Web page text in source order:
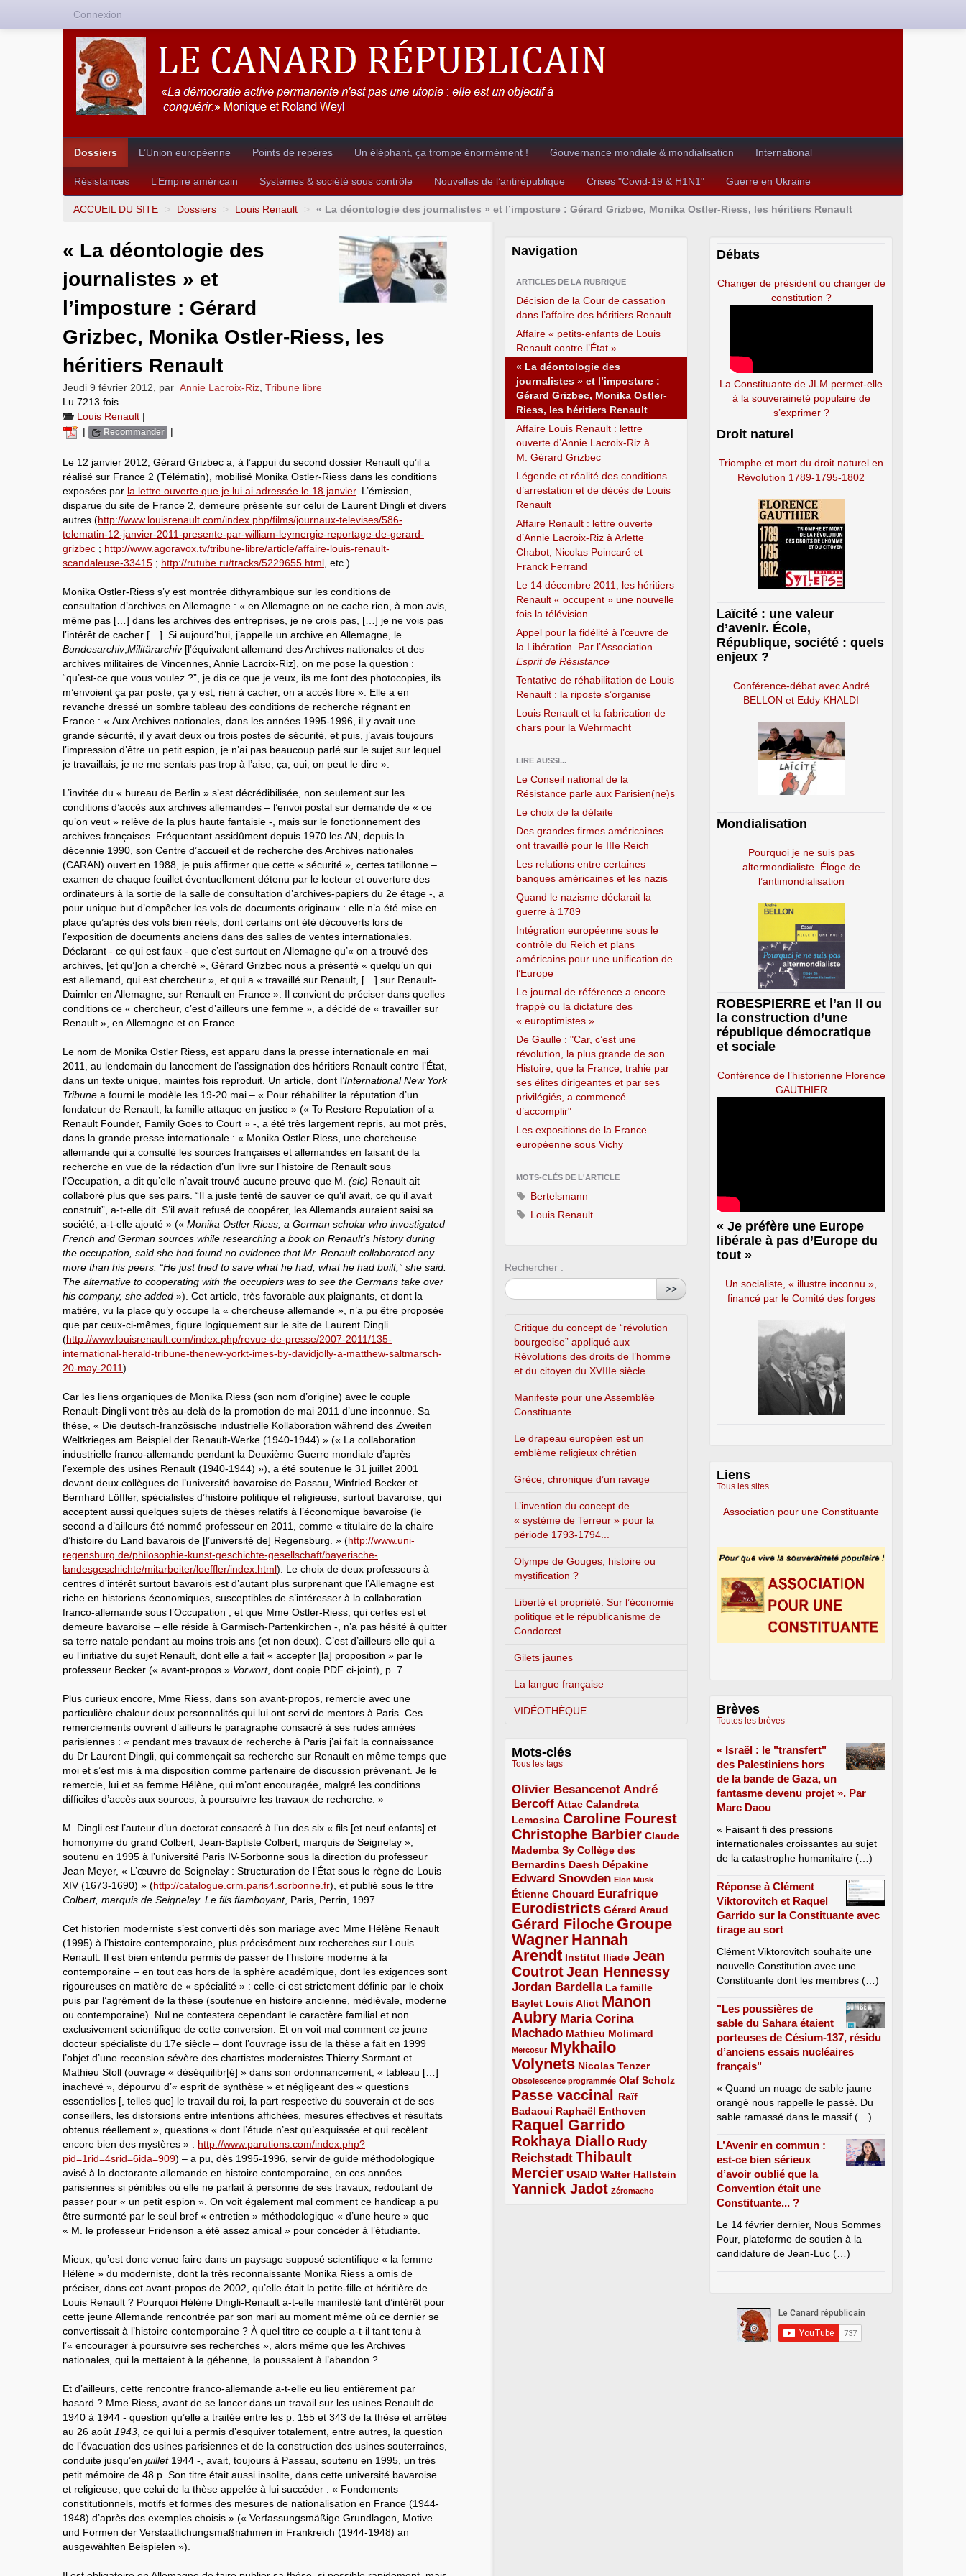
Dossiers L’Union européenne Points de repères Un éléphant, ça trompe énormément ! Gouvernance mondiale & mondialisation International
Résistances L’Empire américain Systèmes & société sous contrôle Nouvelles de l’antirépublique Crises "Covid-19 & H1N1" Guerre en Ukraine
ACCUEIL DU SITE > Dossiers > Louis Renault > « La déontologie des journalistes » et l’imposture : Gérard Grizbec, Monika Ostler-Riess, les héritiers Renault
« La déontologie des
journalistes » et
l’imposture : Gérard
Grizbec, Monika Ostler-Riess, les
héritiers Renault
Jeudi 9 février 2012 par Annie Lacroix-Riz Tribune libre
Lu 7213 fois
Louis Renault |
|
Recommander |
Le 12 janvier 2012, Gérard Grizbec a, à l’appui du second dossier Renault qu’il a
réalisé sur France 2 (Télématin), mobilisé Monika Ostler-Riess dans les conditions
exposées par la lettre ouverte que je lui ai adressée le 18 janvier. L’émission,
disparue du site de France 2, demeure présente sur celui de Laurent Dingli et divers
autres (http://www.louisrenault.com/index.php/films/journaux-televises/586-
telematin-12-janvier-2011-presente-par-william-leymergie-reportage-de-gerard-
grizbec ; http://www.agoravox.tv/tribune-libre/article/affaire-louis-renault-
scandaleuse-33415 ; http://rutube.ru/tracks/5229655.html , etc.).
Monika Ostler-Riess s’y est montrée dithyrambique sur les conditions de
consultation d’archives en Allemagne : « en Allemagne on ne cache rien, à mon avis,
même pas […] dans les archives des entreprises, je ne crois pas, […] je ne vois pas
l’intérêt de cacher […]. Si aujourd’hui, j’appelle un archive en Allemagne, le
Bundesarchiv,Militärarchiv[l’équivalent allemand des Archives nationales et des
archives militaires de Vincennes, Annie Lacroix-Riz], on me pose la question :
“qu’est-ce que vous voulez ?”, je dis ce que je veux, ils me font des photocopies, ils
m’envoient ça par poste, ça y est, rien à cacher, on a accès libre ». Elle a en
revanche dressé un sombre tableau des conditions de recherche régnant en
France : « Aux Archives nationales, dans les années 1995-1996, il y avait une
grande sécurité, il y avait deux ou trois postes de sécurité, et puis, j’avais toujours
l’impression d’être un petit espion, je n’ai pas beaucoup parlé sur le sujet sur lequel
je travaillais, je ne me sentais pas trop à l’aise, ça, oui, on peut le dire ».
L’invitée du « bureau de Berlin » s’est décrédibilisée, non seulement sur les
conditions d’accès aux archives allemandes – l’envoi postal sur demande de « ce
qu’on veut » relève de la plus haute fantaisie -, mais sur le fonctionnement des
archives françaises. Fréquentant assidûment depuis 1970 les AN, depuis la
décennie 1990, son Centre d’accueil et de recherche des Archives nationales
(CARAN) ouvert en 1988, je puis affirmer que cette « sécurité », certes tatillonne –
examen de chaque feuillet éventuellement détenu par le lecteur et ouverture des
ordinateurs à la sortie de la salle de consultation d’archives-papiers du 2e étage -, a
pour unique but d’empêcher les vols de documents originaux : elle n’a été mise en
place qu’après des vols bien réels, dont certains ont été découverts lors de
l’exposition de documents anciens dans des salles de ventes internationales.
Déclarant - ce qui est faux - que c’est surtout en Allemagne qu’« on a trouvé des
archives, [et qu’]on a cherché », Gérard Grizbec nous a présenté « quelqu’un qui
est allemand, qui est chercheur », et qui a « travaillé sur Renault, […] sur Renault-
Daimler en Allemagne, sur Renault en France ». Il convient de préciser dans quelles
conditions ce « chercheur, c’est d’ailleurs une femme », a décidé de « travailler sur
Renault », en Allemagne et en France.
Le nom de Monika Ostler Riess, est apparu dans la presse internationale en mai
2011, au lendemain du lancement de l’assignation des héritiers Renault contre l’État,
dans un texte unique, maintes fois reproduit. Un article, dont l’International New York
Tribune a fourni le modèle les 19-20 mai – « Pour réhabiliter la réputation d’un
fondateur de Renault, la famille attaque en justice » (« To Restore Reputation of a
Renault Founder, Family Goes to Court » -, a été très largement repris, au mot près,
dans la grande presse internationale : « Monika Ostler Riess, une chercheuse
allemande qui a consulté les sources françaises et allemandes en faisant de la
recherche en vue de la rédaction d’un livre sur l’histoire de Renault sous
l’Occupation, a dit qu’elle n’avait trouvé aucune preuve que M. (sic) Renault ait
collaboré plus que ses pairs. “Il a juste tenté de sauver ce qu’il avait, ce qu’il avait
construit”, a-t-elle dit. S’il avait refusé de coopérer, les Allemands auraient saisi sa
société, a-t-elle ajouté » (« Monika Ostler Riess, a German scholar who investigated
French and German sources while researching a book on Renault’s history during
the occupation, said she had found no evidence that Mr. Renault collaborated any
more than his peers. “He just tried to save what he had, what he had built,” she said.
The alternative to cooperating with the occupiers was to see the Germans take over
his company, she added »). Cet article, très favorable aux plaignants, et dont la
matière, vu la place qu’y occupe la « chercheuse allemande », n’a pu être proposée
que par ceux-ci-mêmes, figure logiquement sur le site de Laurent Dingli
(http://www.louisrenault.com/index.php/revue-de-presse/2007-2011/135-
international-herald-tribune-thenew-yorkt-imes-by-davidjolly-a-matthew-saltmarsch-
20-may-2011).
Car les liens organiques de Monika Riess (son nom d’origine) avec le couple
Renault-Dingli vont très au-delà de la promotion de mai 2011 d’une inconnue. Sa
thèse, « Die deutsch-französische industrielle Kollaboration während des Zweiten
Weltkrieges am Beispiel der Renault-Werke (1940-1944) » (« La collaboration
industrielle franco-allemande pendant la Deuxième Guerre mondiale d’après
l’exemple des usines Renault (1940-1944) »), a été soutenue le 31 juillet 2001
devant deux collègues de l’université bavaroise de Passau, Winfried Becker et
Bernhard Löffler, spécialistes d’histoire politique et religieuse, surtout bavaroise, qui
acceptent aussi quelques sujets de thèses relatifs à l’économique bavaroise (le
second a d’ailleurs été nommé professeur en 2011, comme « titulaire de la chaire
d’histoire du Land bavarois de [l’université de] Regensburg. » (http://www.uni-
regensburg.de/philosophie-kunst-geschichte-gesellschaft/bayerische-
landesgeschichte/mitarbeiter/loeffler/index.html). Le choix de deux professeurs à
centres d’intérêt surtout bavarois est d’autant plus surprenant que l’Allemagne est
riche en historiens économiques, susceptibles de s’intéresser à la collaboration
franco-allemande sous l’Occupation ; et que Mme Ostler-Riess, qui certes est et
demeure bavaroise – elle réside à Garmisch-Partenkirchen -, n’a pas hésité à quitter
sa terre natale pendant au moins trois ans (et non deux). C’est d’ailleurs elle qui a
eu l’initiative du sujet Renault, dont elle a fait « accepter [la] proposition » par le
professeur Becker (« avant-propos » Vorwort, dont copie PDF ci-joint), p. 7.
Plus curieux encore, Mme Riess, dans son avant-propos, remercie avec une
particulière chaleur deux personnalités qui lui ont servi de mentors à Paris. Ces
remerciements ouvrent d’ailleurs le paragraphe consacré à ses rudes années
parisiennes : « pendant mes travaux de recherche à Paris j’ai fait la connaissance
du Dr Laurent Dingli, qui commençait sa recherche sur Renault en même temps que
moi et s’est mis à ma disposition comme partenaire de discussion prévenant. Je le
remercie, lui et sa femme Hélène, qui m’ont encouragée, malgré les conditions
difficiles d’accès aux sources, à poursuivre les travaux de recherche. »
M. Dingli est l’auteur d’un doctorat consacré à l’un des six « fils [et neuf enfants] et
homonyme du grand Colbert, Jean-Baptiste Colbert, marquis de Seignelay »,
soutenu en 1995 à l’université Paris IV-Sorbonne sous la direction du professeur
Jean Meyer, « L’œuvre de Seignelay : Structuration de l’État sous le règne de Louis
XIV (1673-1690) » (http://catalogue.crm.paris4.sorbonne.fr), et publié sous le titre
Colbert, marquis de Seignelay. Le fils flamboyant, Paris, Perrin, 1997.
Cet historien moderniste s’est converti dès son mariage avec Mme Hélène Renault
(1995) à l’histoire contemporaine, plus précisément aux recherches sur Louis
Renault. Il est bien entendu permis de passer de l’histoire moderne à la
contemporaine – en tout cas hors de la sphère académique, dont les exigences sont
rigoureuses en matière de « spécialité » : celle-ci est strictement définie par le choix
puis par l’agrément de la thèse (soutenue en histoire ancienne, médiévale, moderne
ou contemporaine). Nul ne contestera cependant le caractère familial et non
exclusivement scientifique de cette conversion. Et on voit mal comment ce jeune
docteur spécialiste du 17e siècle – dont l’ouvrage issu de la thèse a fait en 1999
l’objet d’une recension sévère des chartistes modernistes Thierry Sarmant et
Mathieu Stoll (ouvrage « déséquilibr[é] » dans son ordonnancement, « tableau […]
inachevé », dépourvu d’« esprit de synthèse » et négligeant des « questions
essentielles [, telles que] le travail du roi, la part respective du souverain et de ses
conseillers, les distorsions entre intentions affichées, mesures effectives et résultats
obtenus réellement », questions « dont l’étude n’est qu’esquissée et qui recèlent
encore bien des mystères » : http://www.parutions.com/index.php?
pid=1rid=4srid=6ida=909) – a pu, dès 1995-1996, servir de guide méthodologique
avisé à la doctorante allemande en histoire contemporaine, en ces années
parisiennes si pénibles où elle ne parlait à personne de ses travaux, redoutant de
passer pour « un petit espion ». On voit également mal comment ce handicap a pu
être surmonté par le seul bref « entretien » méthodologique « d’une heure » que
« M. le professeur Fridenson a été assez amical » pour concéder à l’étudiante.
Mieux, qu’est donc venue faire dans un paysage supposé scientifique « la femme
Hélène » du moderniste, dont la très reconnaissante Monika Riess a omis de
préciser, dans cet avant-propos de 2002, qu’elle était la petite-fille et héritière de
Louis Renault ? Pourquoi Hélène Dingli-Renault a-t-elle manifesté tant d’intérêt pour
cette jeune Allemande rencontrée par son mari au moment même où ce dernier se
convertissait à l’histoire contemporaine ? À quel titre ce couple a-t-il tant tenu à
l’« encourager à poursuivre ses recherches », alors même que les Archives
nationales, qui la mettaient à la géhenne, la poussaient à l’abandon ?
Et d’ailleurs, cette rencontre franco-allemande a-t-elle eu lieu entièrement par
hasard ? Mme Riess, avant de se lancer dans un travail sur les usines Renault de
1940 à 1944 - question qu’elle a traitée entre les p. 155 et 343 de la thèse et arrêtée
au 26 août 1943 , ce qui lui a permis d’esquiver totalement, entre autres, la question
de l’évacuation des usines parisiennes et de la construction des usines souterraines,
conduite jusqu’en juillet1944 -, avait, toujours à Passau, soutenu en 1995, un très
petit mémoire de 48 p. Son titre était aussi insolite, dans cette université bavaroise
et religieuse, que celui de la thèse appelée à lui succéder : « Fondements
constitutionnels, motifs et formes des mesures de nationalisation en France (1944-
1948) d’après des exemples choisis » (« Verfassungsmäßige Grundlagen, Motive
und Formen der Verstaatlichungsmaßnahmen in Frankreich (1944-1948) an
ausgewählten Beispielen »).
Navigation
ARTICLES DE LA RUBRIQUE
Décision de la Cour de cassation
dans l’affaire des héritiers Renault
Affaire « petits-enfants de Louis
Renault contre l’État »
« La déontologie des
journalistes » et l’imposture :
Gérard Grizbec, Monika Ostler-
Riess, les héritiers Renault
Affaire Louis Renault : lettre
ouverte d’Annie Lacroix-Riz à
M. Gérard Grizbec
Légende et réalité des conditions
d’arrestation et de décès de Louis
Renault
Affaire Renault : lettre ouverte
d’Annie Lacroix-Riz à Arlette
Chabot, Nicolas Poincaré et
Franck Ferrand
Le 14 décembre 2011, les héritiers
Renault « occupent » une nouvelle
fois la télévision
Appel pour la fidélité à l’œuvre de
la Libération. Par l’Association
Esprit de Résistance
Tentative de réhabilitation de Louis
Renault : la riposte s’organise
Louis Renault et la fabrication de
chars pour la Wehrmacht
LIRE AUSSI...
Le Conseil national de la
Résistance parle aux Parisien(ne)s
Le choix de la défaite
Des grandes firmes américaines
ont travaillé pour le IIIe Reich
Les relations entre certaines
banques américaines et les nazis
Quand le nazisme déclarait la
guerre à 1789
Intégration européenne sous le
contrôle du Reich et plans
américains pour une unification de
l’Europe
Le journal de référence a encore
frappé ou la dictature des
« europtimistes »
De Gaulle : "Car, c’est une
révolution, la plus grande de son
Histoire, que la France, trahie par
ses élites dirigeantes et par ses
privilégiés, a commencé
d’accomplir"
Les expositions de la France
européenne sous Vichy
MOTS-CLÉS DE L'ARTICLE
Bertelsmann
Louis Renault
Rechercher :
>>
Critique du concept de “révolution
bourgeoise” appliqué aux
Révolutions des droits de l’homme
et du citoyen du XVIIIe siècle
Manifeste pour une Assemblée
Constituante
Le drapeau européen est un
emblème religieux chrétien
Grèce, chronique d’un ravage
L’invention du concept de
« système de Terreur » pour la
période 1793-1794...
Olympe de Gouges, histoire ou
mystification ?
Liberté et propriété. Sur l’économie
politique et le républicanisme de
Condorcet
Gilets jaunes
La langue française
VIDÉOTHÈQUE
Mots-clés
Tous les tags
Olivier Besancenot
3/5
André
Bercoff
3/5 Attac
2/5
Calandreta
Lemosina
2/5 Caroline Fourest
4/5
Christophe Barbier
4/5
Claude
Mademba Sy
2/5
Collège des
Bernardins
2/5 Daesh
2/5 Dépakine
2/5
Edward Snowden
3/5 Elon Musk
1/5
Étienne Chouard
2/5 Eurafrique
3/5
Eurodistricts
4/5 Gérard Araud
2/5
Gérard Filoche
4/5
Groupe
Wagner
5/5
Hannah
Arendt
5/5 Institut Iliade
2/5
Jean
Coutrot
4/5 Jean Hennessy
4/5
Jordan Bardella
3/5
La famille
Baylet
2/5 Louis Aliot
2/5
Manon
Aubry
5/5
Maria Corina
Machado
3/5 Mathieu Molimard
2/5
Mercosur
1/5
Mykhailo
Volynets
5/5 Nicolas Tenzer
2/5
Obsolescence programmée
1/5 Olaf Scholz
2/5
Passe vaccinal
4/5
Raïf
Badaoui
2/5 Raphaël Enthoven
2/5
Raquel Garrido
5/5
Rokhaya Diallo
4/5
Rudy
Reichstadt
3/5
Thibault
Mercier
4/5 USAID
2/5 Walter Hallstein
2/5
Yannick Jadot
4/5 Zéromacho
1/5
Débats
Changer de président ou changer de
constitution ?
La Constituante de JLM permet-elle
à la souveraineté populaire de
s’exprimer ?
Droit naturel
Triomphe et mort du droit naturel en
Révolution 1789-1795-1802
Laïcité : une valeur
d’avenir. École,
République, société : quels
enjeux ?
Conférence-débat avec André
BELLON et Eddy KHALDI
Mondialisation
Pourquoi je ne suis pas
altermondialiste. Éloge de
l’antimondialisation
ROBESPIERRE et l’an II ou
la construction d’une
république démocratique
et sociale
Conférence de l’historienne Florence
GAUTHIER
« Je préfère une Europe
libérale à pas d’Europe du
tout »
Un socialiste, « illustre inconnu »,
financé par le Comité des forges
Liens
Tous les sites
Association pour une Constituante
Brèves
Toutes les brèves
« Israël : le "transfert"
des Palestiniens hors
de la bande de Gaza, un
fantasme devenu projet ». Par
Marc Daou
« Faisant fi des pressions
internationales croissantes au sujet
de la catastrophe humanitaire (…)
Réponse à Clément
Viktorovitch et Raquel
Garrido sur la Constituante avec
tirage au sort
Clément Viktorovitch souhaite une
nouvelle Constitution avec une
Constituante dont les membres (…)
"Les poussières de
sable du Sahara étaient
porteuses de Césium-137, résidu
d’anciens essais nucléaires
français"
« Quand un nuage de sable jaune
orangé nous rappelle le passé. Du
sable ramassé dans le massif (…)
L’Avenir en commun :
est-ce bien sérieux
d’avoir oublié que la
Convention était une
Constituante... ?
Le 14 février dernier, Nous Sommes
Pour, plateforme de soutien à la
candidature de Jean-Luc (…)
Connexion